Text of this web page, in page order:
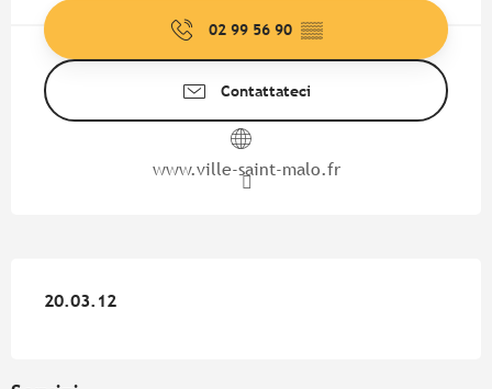
02 99 56 90 ▒▒
Contattateci
www.ville-saint-malo.fr
20.03.12
20.03.12